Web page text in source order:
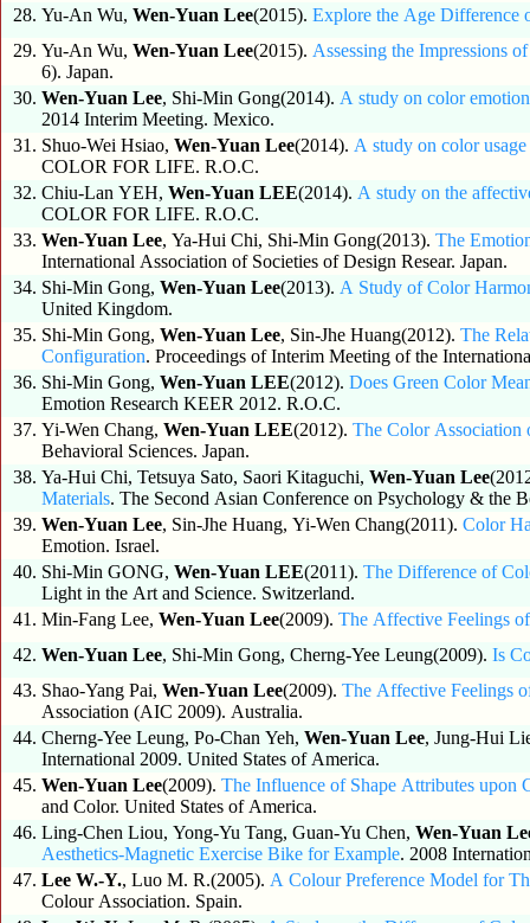
28. Yu-An Wu,Wen-Yuan Lee(2015).Explore the Age Difference
29. Yu-An Wu,Wen-Yuan Lee(2015). Assessing the Impressions
6). Japan.
30. Wen-Yuan Lee, Shi-Min Gong(2014). A study on color
2014 Interim Meeting. Mexico.
31. Shuo-Wei Hsiao,Wen-Yuan Lee(2014). A study on color
COLOR FOR LIFE. R.O.C.
32. Chiu-Lan YEH,Wen-Yuan LEE(2014). A study on the
COLOR FOR LIFE. R.O.C.
33. Wen-Yuan Lee, Ya-Hui Chi, Shi-Min Gong(2013).The
International Association of Societies of Design Resear. Japan.
34. Shi-Min Gong,Wen-Yuan Lee(2013). A Study of Color
United Kingdom.
35. Shi-Min Gong,Wen-Yuan Lee, Sin-Jhe Huang(2012).The
Configuration. Proceedings of Interim Meeting of the
36. Shi-Min Gong,Wen-Yuan LEE(2012).Does Green Color
Emotion Research KEER 2012. R.O.C.
37. Yi-Wen Chang,Wen-Yuan LEE(2012).The Color Association
Behavioral Sciences. Japan.
38. Ya-Hui Chi, Tetsuya Sato, Saori Kitaguchi,Wen-Yuan Lee
Materials. The Second Asian Conference on Psychology & the
39. Wen-Yuan Lee, Sin-Jhe Huang, Yi-Wen Chang(2011).Color
Emotion. Israel.
40. Shi-Min GONG,Wen-Yuan LEE(2011).The Difference of
Light in the Art and Science. Switzerland.
41. Min-Fang Lee,Wen-Yuan Lee(2009).The Affective Feelings
42. Wen-Yuan Lee, Shi-Min Gong, Cherng-Yee Leung(2009).Is
43. Shao-Yang Pai,Wen-Yuan Lee(2009).The Affective Feelings
Association (AIC 2009). Australia.
44. Cherng-Yee Leung, Po-Chan Yeh,Wen-Yuan Lee, Jung-Hui
International 2009. United States of America.
45. Wen-Yuan Lee(2009).The Influence of Shape Attributes upon
and Color. United States of America.
46. Ling-Chen Liou, Yong-Yu Tang, Guan-Yu Chen,Wen-Yuan
Aesthetics-Magnetic Exercise Bike for Example. 2008
47. Lee W.-Y., Luo M. R.(2005). A Colour Preference Model for
Colour Association. Spain.